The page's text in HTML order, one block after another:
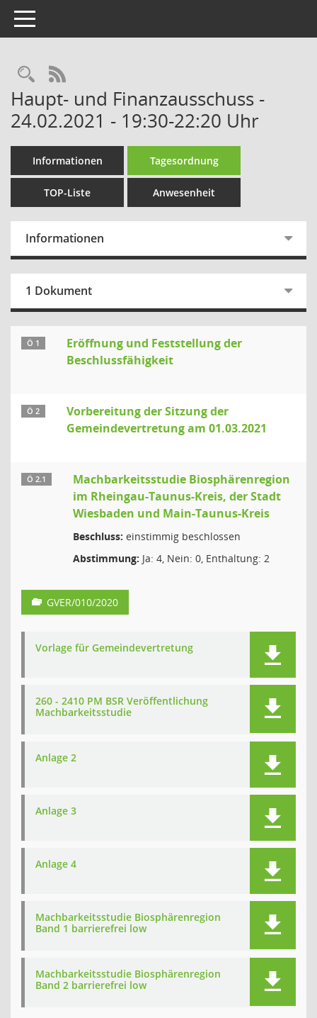
Toggle navigation
Rechercheauswahl
RSS-Feed
Haupt- und Finanzausschuss -
24.02.2021 - 19:30-22:20 Uhr
Informationen Tagesordnung
TOP-Liste Anwesenheit
Informationen
1 Dokument
Ö 1
Eröffnung und Feststellung der
Beschlussfähigkeit
Ö 2
Vorbereitung der Sitzung der
Gemeindevertretung am 01.03.2021
Ö 2.1
Machbarkeitsstudie Biosphärenregion
im Rheingau-Taunus-Kreis, der Stadt
Wiesbaden und Main-Taunus-Kreis
Beschluss: einstimmig beschlossen
Abstimmung: Ja: 4, Nein: 0, Enthaltung: 2
GVER/010/2020
Vorlage für Gemeindevertretung
260 - 2410 PM BSR Veröffentlichung
Machbarkeitsstudie
Anlage 2
Anlage 3
Anlage 4
Machbarkeitsstudie Biosphärenregion
Band 1 barrierefrei low
Machbarkeitsstudie Biosphärenregion
Band 2 barrierefrei low